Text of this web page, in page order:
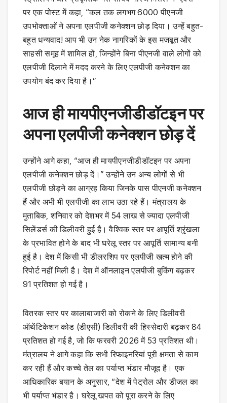
पर एक पोस्ट में कहा, “कल तक लगभग 6000 पीएनजी
उपभोक्ताओं ने अपना एलपीजी कनेक्शन छोड़ दिया। उन्हें बहुत-
बहुत धन्यवाद! आप भी उन नेक नागरिकों के इस मजबूत और
साहसी समूह में शामिल हों, जिन्होंने बिना पीएनजी वाले लोगों को
एलपीजी दिलाने में मदद करने के लिए एलपीजी कनेक्शन का
उपयोग बंद कर दिया है।”
आज ही मायपीएनजीडीडॉटइन पर
अपना एलपीजी कनेक्शन छोड़ दें
उन्होंने आगे कहा, “आज ही मायपीएनजीडीडॉटइन पर अपना
एलपीजी कनेक्शन छोड़ दें।” उन्होंने उन अन्य लोगों से भी
एलपीजी छोड़ने का आग्रह किया जिनके पास पीएनजी कनेक्शन
हैं और अभी भी एलपीजी का लाभ उठा रहे हैं। मंत्रालय के
मुताबिक, शनिवार को देशभर में 54 लाख से ज्यादा एलपीजी
सिलेंडर्स की डिलीवरी हुई है। वैश्विक स्तर पर आपूर्ति श्रृंखला
के प्रभावित होने के बाद भी घरेलू स्तर पर आपूर्ति सामान्य बनी
हुई है। देश में किसी भी डीलरशिप पर एलपीजी खत्म होने की
रिपोर्ट नहीं मिली है। देश में ऑनलाइन एलपीजी बुकिंग बढ़कर
91 प्रतिशत हो गई है।
वितरक स्तर पर कालाबाजारी को रोकने के लिए डिलीवरी
ऑथेंटिकेशन कोड (डीएसी) डिलीवरी की हिस्सेदारी बढ़कर 84
प्रतिशत हो गई है, जो कि फरवरी 2026 में 53 प्रतिशत थी।
मंत्रालय ने आगे कहा कि सभी रिफाइनरियां पूरी क्षमता से काम
कर रही हैं और कच्चे तेल का पर्याप्त भंडार मौजूद है। एक
आधिकारिक बयान के अनुसार, “देश में पेट्रोल और डीजल का
भी पर्याप्त भंडार है। घरेलू खपत को पूरा करने के लिए